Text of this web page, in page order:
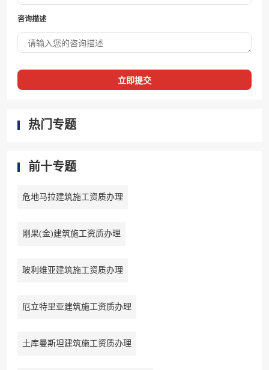
咨询描述
立即提交
热门专题
前十专题
危地马拉建筑施工资质办理
刚果(金)建筑施工资质办理
玻利维亚建筑施工资质办理
厄立特里亚建筑施工资质办理
土库曼斯坦建筑施工资质办理